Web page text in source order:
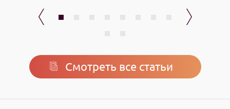
Смотреть все статьи